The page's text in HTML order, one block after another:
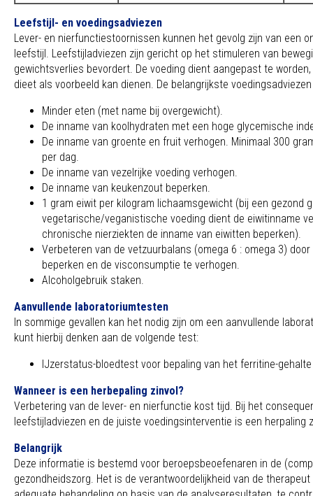
Leefstijl- en voedingsadviezen
Lever- en nierfunctiestoornissen kunnen het gevolg zijn van een
leefstijl. Leefstijladviezen zijn gericht op het stimuleren van
gewichtsverlies bevordert. De voeding dient aangepast te
dieet als voorbeeld kan dienen. De belangrijkste
Minder eten (met name bij overgewicht).
De inname van koolhydraten met een hoge glycemische
De inname van groente en fruit verhogen. Minimaal 300
per dag.
De inname van vezelrijke voeding verhogen.
De inname van keukenzout beperken.
1 gram eiwit per kilogram lichaamsgewicht (bij een gezond
vegetarische/veganistische voeding dient de eiwitinname
chronische nierziekten de inname van eiwitten beperken).
Verbeteren van de vetzuurbalans (omega 6 : omega 3)
beperken en de visconsumptie te verhogen.
Alcoholgebruik staken.
Aanvullende laboratoriumtesten
In sommige gevallen kan het nodig zijn om een aanvullende
kunt hierbij denken aan de volgende test:
IJzerstatus-bloedtest voor bepaling van het ferritine-gehalte
Wanneer is een herbepaling zinvol?
Verbetering van de lever- en nierfunctie kost tijd. Bij het
leefstijladviezen en de juiste voedingsinterventie is een herpaling
Belangrijk
Deze informatie is bestemd voor beroepsbeoefenaren in de
gezondheidszorg. Het is de verantwoordelijkheid van de